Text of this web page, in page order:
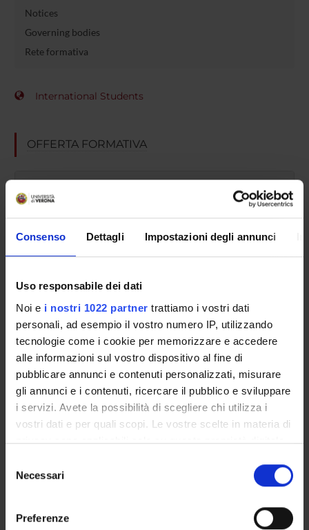
Consenso Dettagli Impostazioni degli annunci
Uso responsabile dei dati
Noi e i nostri 1022 partner trattiamo i vostri dati
personali, ad esempio il vostro numero IP, utilizzando
tecnologie come i cookie per memorizzare e accedere
alle informazioni sul vostro dispositivo al fine di
pubblicare annunci e contenuti personalizzati, misurare
gli annunci e i contenuti, ricercare il pubblico e sviluppare
i servizi. Avete la possibilità di scegliere chi utilizza i
vostri dati e per quali scopi. Le vostre scelte in materia di
privacy sono applicabili solo su questa proprietà digitale
modificare o revocare il proprio consenso in qualsiasi
momento dalla Dichiarazione sui cookie o facendo clic
delNecessari
Preferenze
Notices
Governing bodies
Rete formativa
International Students
OFFERTA FORMATIVA
SEMESTRE FILTRO
CORSI DI LAUREA MAGISTRALE
Overview
deve aver maturato conoscenze teoriche, scientifiche e
professionali nel campo della fisiopatologia, clinica,
respiratorio, delle neoplasie polmonari, dell’insufficienza